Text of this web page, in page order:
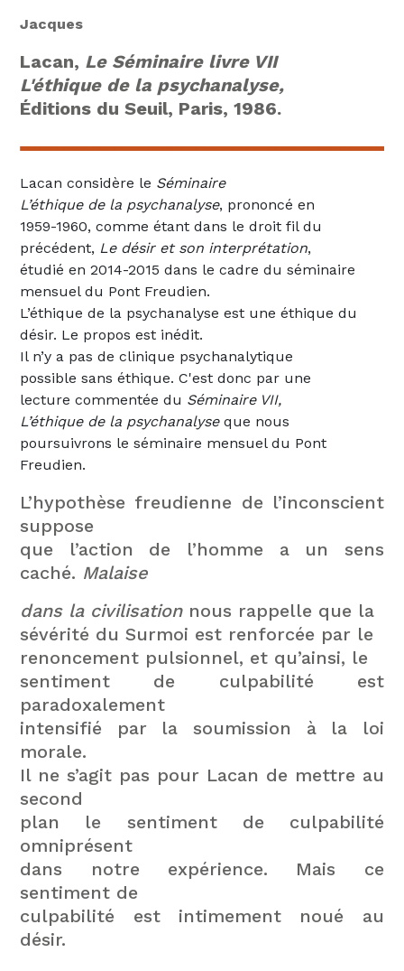
Jacques
Lacan, Le Séminaire livre VII
L'éthique de la psychanalyse,
Éditions du Seuil, Paris, 1986.
Lacan considère le Séminaire
L’éthique de la psychanalyse, prononcé en
1959-1960, comme étant dans le droit fil du
précédent, Le désir et son interprétation,
étudié en 2014-2015 dans le cadre du séminaire
mensuel du Pont Freudien.
L’éthique de la psychanalyse est une éthique du
désir. Le propos est inédit.
Il n’y a pas de clinique psychanalytique
possible sans éthique. C'est donc par une
lecture commentée du Séminaire VII,
L’éthique de la psychanalyseque nous
poursuivrons le séminaire mensuel du Pont
Freudien.
L’hypothèse freudienne de l’inconscient
suppose
que l’action de l’homme a un sens
caché. Malaise
dans la civilisationnous rappelle que la
sévérité du Surmoi est renforcée par le
renoncement pulsionnel, et qu’ainsi, le
sentiment de culpabilité est
paradoxalement
intensifié par la soumission à la loi
morale.
Il ne s’agit pas pour Lacan de mettre au
second
plan le sentiment de culpabilité
omniprésent
dans notre expérience. Mais ce
sentiment de
culpabilité est intimement noué au
désir.